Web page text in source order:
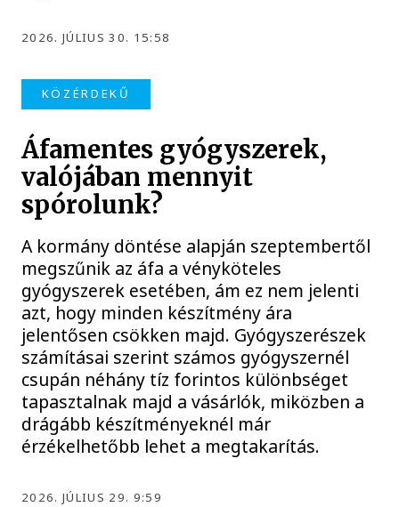
2026. JÚLIUS 30. 15:58
KÖZÉRDEKŰ
Áfamentes gyógyszerek,
valójában mennyit
spórolunk?
A kormány döntése alapján szeptembertől
megszűnik az áfa a vényköteles
gyógyszerek esetében, ám ez nem jelenti
azt, hogy minden készítmény ára
jelentősen csökken majd. Gyógyszerészek
számításai szerint számos gyógyszernél
csupán néhány tíz forintos különbséget
tapasztalnak majd a vásárlók, miközben a
drágább készítményeknél már
érzékelhetőbb lehet a megtakarítás.
2026. JÚLIUS 29. 9:59